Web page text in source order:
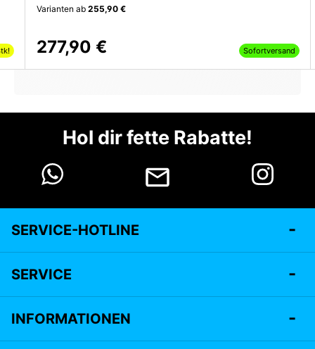
Varianten ab 255,90 €
277,90 € Sofortversand
Hol dir fette Rabatte!
SERVICE-HOTLINE
SERVICE
INFORMATIONEN